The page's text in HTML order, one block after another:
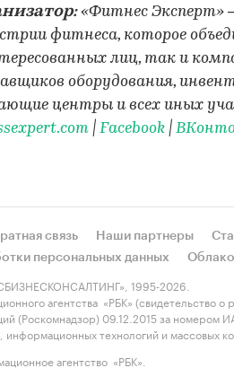
«Фитнес Эксперт»
фитнеса, которое
лиц, так и
оборудования,
центры и всех иных
| Facebook |
связь Наши партнеры
персональных данных
Облако
1995-2026.
агентства «РБК» (свидетельство
(Роскомнадзор) 09.12.2015 за
информационных технологий и
агентство «РБК».